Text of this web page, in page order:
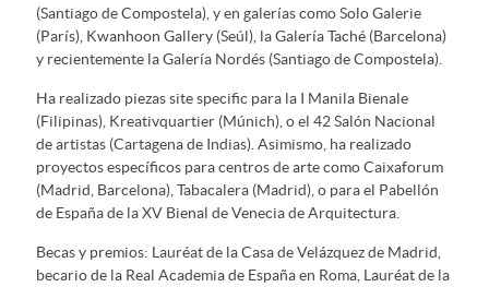
(Santiago de Compostela), y en galerías como Solo Galerie
(París), Kwanhoon Gallery (Seúl), la Galería Taché (Barcelona)
y recientemente la Galería Nordés (Santiago de Compostela).
Ha realizado piezas site specific para la I Manila Bienale
(Filipinas), Kreativquartier (Múnich), o el 42 Salón Nacional
de artistas (Cartagena de Indias). Asimismo, ha realizado
proyectos específicos para centros de arte como Caixaforum
(Madrid, Barcelona), Tabacalera (Madrid), o para el Pabellón
de España de la XV Bienal de Venecia de Arquitectura.
Becas y premios: Lauréat de la Casa de Velázquez de Madrid,
becario de la Real Academia de España en Roma, Lauréat de la